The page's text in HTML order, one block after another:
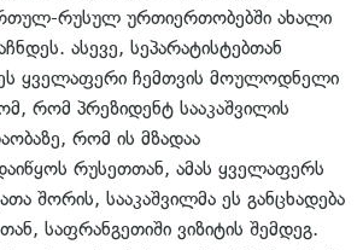
რუსულ ურთიერთობებში ახალი
ასევე, სეპარატისტებთან
ეს ყველაფერი ჩემთვის მოულოდნელი
რომ პრეზიდენტ სააკაშვილის
რომ ის მზადაა
რუსეთთან, ამას ყველაფერს
შორის, სააკაშვილმა ეს განცხადება
საფრანგეთიში ვიზიტის შემდეგ.